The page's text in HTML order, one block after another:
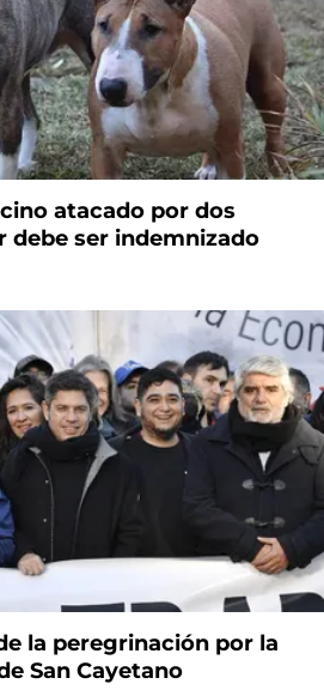
atacado por dos
debe ser indemnizado
la peregrinación por la
San Cayetano